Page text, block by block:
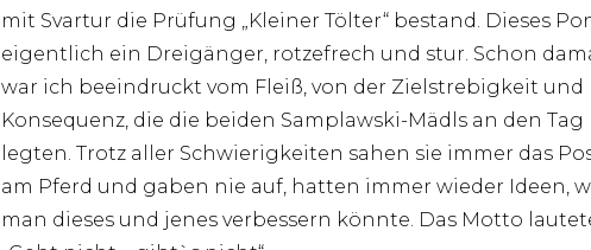
mit Svartur die Prüfung „Kleiner Tölter“ bestand. Dieses
eigentlich ein Dreigänger, rotzefrech und stur. Schon
war ich beeindruckt vom Fleiß, von der Zielstrebigkeit und
Konsequenz, die die beiden Samplawski-Mädls an den Tag
legten. Trotz aller Schwierigkeiten sahen sie immer das
am Pferd und gaben nie auf, hatten immer wieder Ideen,
man dieses und jenes verbessern könnte. Das Motto